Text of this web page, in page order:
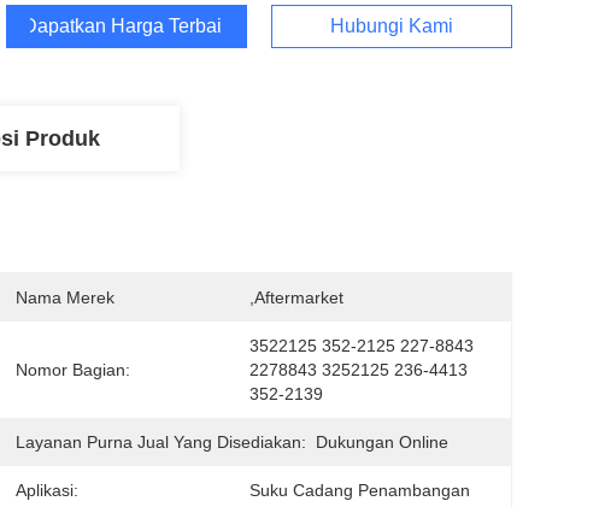
Dapatkan Harga Terbaik Hubungi Kami
Produk
Nama Merek ,Aftermarket
Nomor Bagian:
3522125 352-2125 227-8843
2278843 3252125 236-4413
352-2139
Layanan Purna Jual Yang Disediakan: Dukungan Online
Aplikasi: Suku Cadang Penambangan